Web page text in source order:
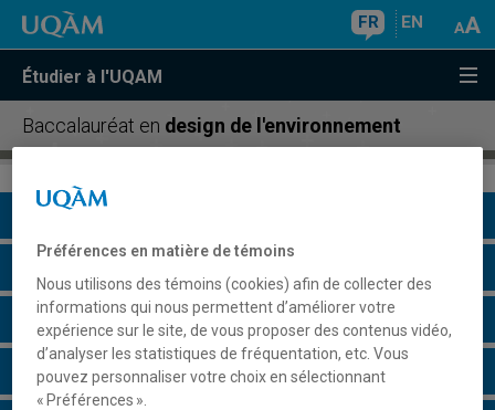
FR EN
Étudier à l'UQAM
Baccalauréat en design de l'environnement
Présentation du programme
Cours à suivre et horaires
Grille de cheminement
Préférences en matière de témoins
Nous utilisons des témoins (cookies) afin de collecter des
informations qui nous permettent d’améliorer votre
expérience sur le site, de vous proposer des contenus vidéo,
d’analyser les statistiques de fréquentation, etc. Vous
pouvez personnaliser votre choix en sélectionnant
« Préférences ».